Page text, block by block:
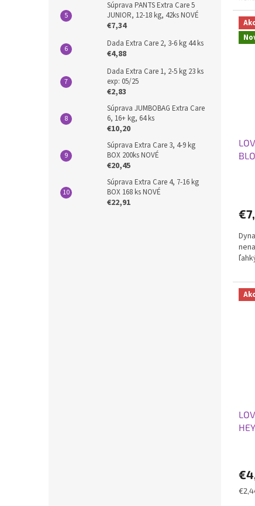
Súprava PANTS Extra Care 5
JUNIOR, 12-18 kg, 42ks NOVÉ
€7,34
Dada Extra Care 2, 3-6 kg 44 ks
€4,88
Dada Extra Care 1, 2-5 kg ​​23 ks
exp: 05/25
€2,83
Súprava JUMBOBAG Extra Care
6, 16+ kg, 64 ks
€10,20
Súprava Extra Care 3, 4-9 kg
BOX 200ks NOVÉ
€20,45
Súprava Extra Care 4, 7-16 kg
BOX 168 ks NOVÉ
€22,91